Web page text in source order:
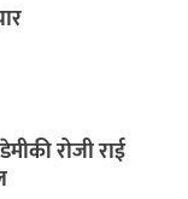
रोजी राई